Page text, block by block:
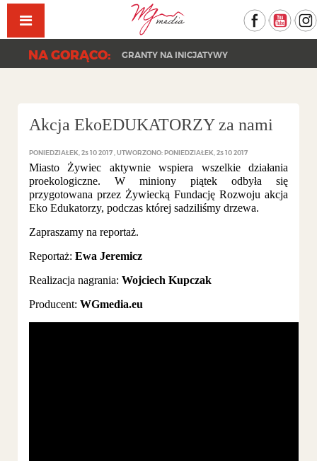
Facebook
NA GORĄCO: GRANTY NA INICJATYWY
Akcja EkoEDUKATORZY za nami
PONIEDZIAŁEK, 23 10 2017 UTWORZONO: PONIEDZIAŁEK, 23 10 2017
Miasto Żywiec aktywnie wspiera wszelkie działania
proekologiczne. W miniony piątek odbyła się
przygotowana przez Żywiecką Fundację Rozwoju akcja
Eko Edukatorzy, podczas której sadziliśmy drzewa.
Zapraszamy na reportaż.
Reportaż: Ewa Jeremicz
Realizacja nagrania: Wojciech Kupczak
Producent: WGmedia.eu